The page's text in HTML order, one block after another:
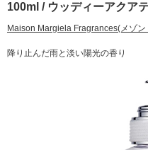
100ml / ウッディーアクア
Maison Margiela Fragrances(メゾ
降り止んだ雨と淡い陽光の香り